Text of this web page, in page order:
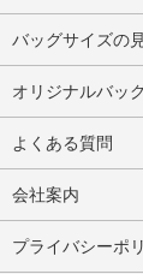
バッグサイズの
オリジナルバッ
よくある質問
会社案内
プライバシーポ